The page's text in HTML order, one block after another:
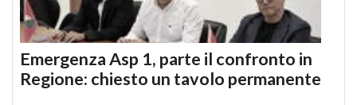
Emergenza Asp 1, parte il confronto in
Regione: chiesto un tavolo permanente